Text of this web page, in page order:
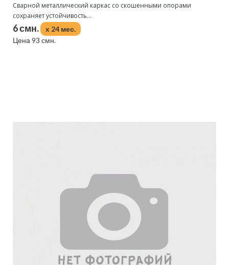
Сварной металлический каркас со скошенными опорами
сохраняет устойчивость...
6 смн.
x 24 мес.
Цена 93 смн.